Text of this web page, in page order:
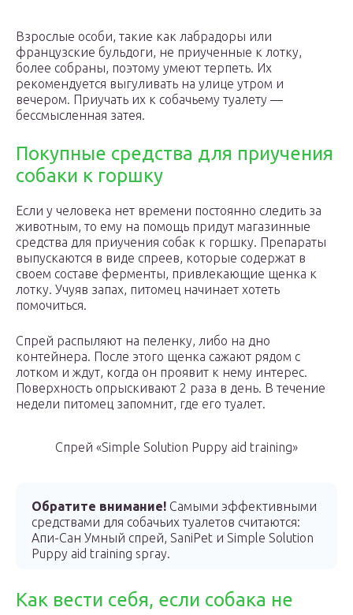
Взрослые особи, такие как лабрадоры или
французские бульдоги, не приученные к лотку,
более собраны, поэтому умеют терпеть. Их
рекомендуется выгуливать на улице утром и
вечером. Приучать их к собачьему туалету —
бессмысленная затея.
Покупные средства для приучения
собаки к горшку
Если у человека нет времени постоянно следить за
животным, то ему на помощь придут магазинные
средства для приучения собак к горшку. Препараты
выпускаются в виде спреев, которые содержат в
своем составе ферменты, привлекающие щенка к
лотку. Учуяв запах, питомец начинает хотеть
помочиться.
Спрей распыляют на пеленку, либо на дно
контейнера. После этого щенка сажают рядом с
лотком и ждут, когда он проявит к нему интерес.
Поверхность опрыскивают 2 раза в день. В течение
недели питомец запомнит, где его туалет.
Спрей «Simple Solution Puppy aid training»
Обратите внимание! Самыми эффективными
средствами для собачьих туалетов считаются:
Апи-Сан Умный спрей, SaniPet и Simple Solution
Puppy aid training spray.
Как вести себя, если собака не